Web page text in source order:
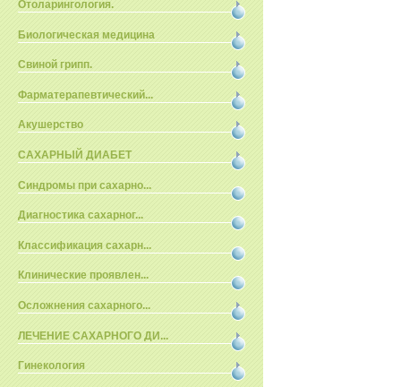
Отоларингология.
Биологическая медицина
Свиной грипп.
Фарматерапевтический...
Акушерство
САХАРНЫЙ ДИАБЕТ
Синдромы при сахарно...
Диагностика сахарног...
Классификация сахарн...
Клинические проявлен...
Осложнения сахарного...
ЛЕЧЕНИЕ САХАРНОГО ДИ...
Гинекология